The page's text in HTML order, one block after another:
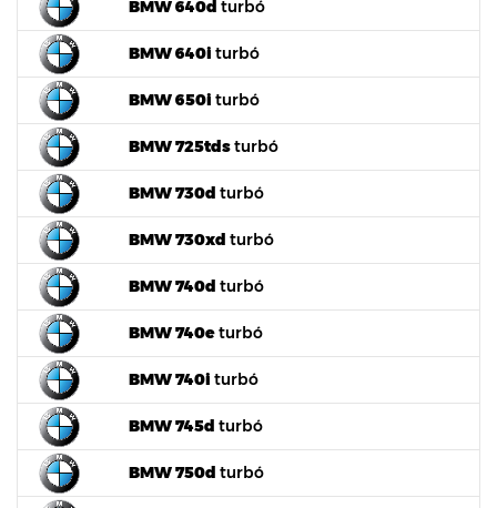
BMW 640d turbó
BMW 640i turbó
BMW 650i turbó
BMW 725tdsturbó
BMW 730d turbó
BMW 730xd turbó
BMW 740d turbó
BMW 740eturbó
BMW 740i turbó
BMW 745d turbó
BMW 750d turbó